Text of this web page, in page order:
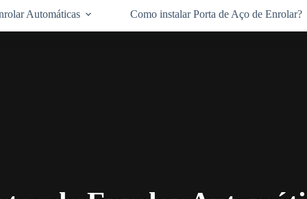
Automáticas Como instalar Porta de Aço de Enrolar?